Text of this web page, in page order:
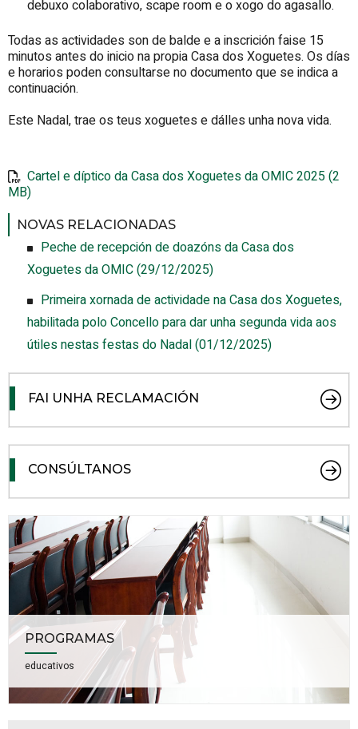
debuxo colaborativo, scape room e o xogo do agasallo.
Todas as actividades son de balde e a inscrición faise 15
minutos antes do inicio na propia Casa dos Xoguetes. Os días
e horarios poden consultarse no documento que se indica a
continuación.
Este Nadal, trae os teus xoguetes e dálles unha nova vida.
Cartel e díptico da Casa dos Xoguetes da OMIC 2025 (2
MB)
NOVAS RELACIONADAS
Peche de recepción de doazóns da Casa dos
Xoguetes da OMIC(29/12/2025)
Primeira xornada de actividade na Casa dos Xoguetes,
habilitada polo Concello para dar unha segunda vida aos
útiles nestas festas do Nadal(01/12/2025)
FAI UNHA RECLAMACIÓN
CONSÚLTANOS
PROGRAMAS
educativos